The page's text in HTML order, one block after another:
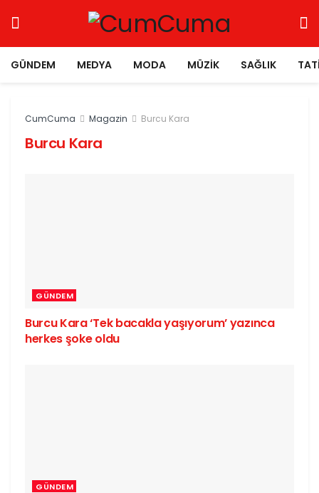
GÜNDEM MEDYA MODA MÜZIK SAĞLIK
CumCuma Magazin Burcu Kara
Burcu Kara
GÜNDEM
Burcu Kara ‘Tek bacakla yaşıyorum’ yazınca
herkes şoke oldu
GÜNDEM